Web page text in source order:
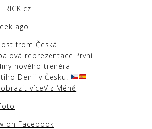
ago
from Česká
reprezentace.První
nového trenéra
Denii v Česku.
víceViz Méně
on Facebook